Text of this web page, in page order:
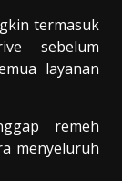
termasuk
sebelum
layanan
remeh
menyeluruh